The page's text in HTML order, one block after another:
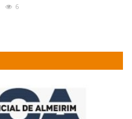
6